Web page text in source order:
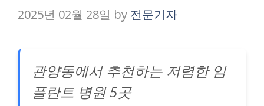
2025년 02월 28일 by 전문기자
관양동에서 추천하는 저렴한 임
플란트 병원 5곳